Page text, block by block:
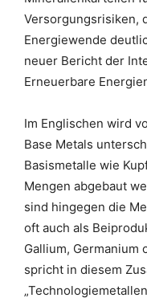
Versorgungsrisiken,
Energiewende
neuer Bericht der
Erneuerbare
Im Englischen wird
Base Metals
Basismetalle wie
Mengen abgebaut
sind hingegen die
oft auch als
Gallium, Germanium
spricht in diesem